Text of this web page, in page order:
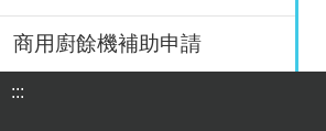
商用廚餘機補助申請
:::